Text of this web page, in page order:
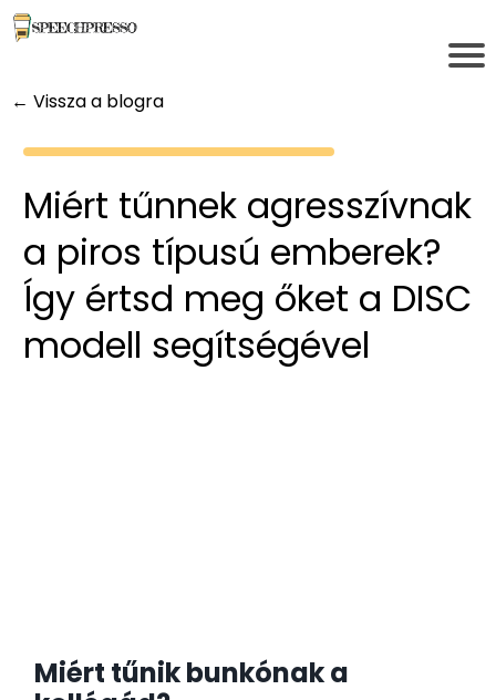
← Vissza a blogra
Miért tűnnek agresszívnak
a piros típusú emberek?
Így értsd meg őket a DISC
modell segítségével
Miért tűnik bunkónak a